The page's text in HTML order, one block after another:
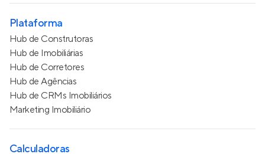
Plataforma
Hub de Construtoras
Hub de Imobiliárias
Hub de Corretores
Hub de Agências
Hub de CRMs Imobiliários
Marketing Imobiliário
Calculadoras